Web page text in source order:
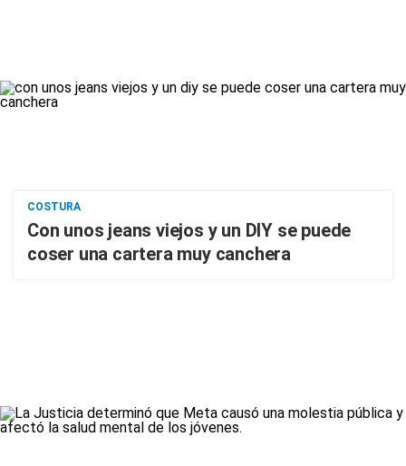
COSTURA
Con unos jeans viejos y un DIY se puede
coser una cartera muy canchera